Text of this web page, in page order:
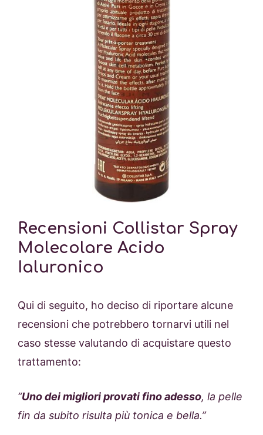
Recensioni Collistar Spray
Molecolare Acido
Ialuronico
Qui di seguito, ho deciso di riportare alcune
recensioni che potrebbero tornarvi utili nel
caso stesse valutando di acquistare questo
trattamento:
“Uno dei migliori provati fino adesso, la pelle
fin da subito risulta più tonica e bella.”